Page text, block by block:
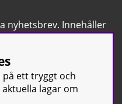
nyhetsbrev. Innehåller
erbjudanden.
ett tryggt och
lagar om